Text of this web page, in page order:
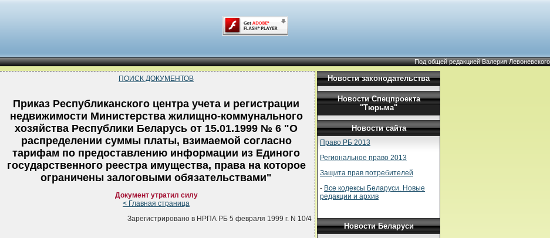
Под общей редакцией Валерия Левоневского
ПОИСК ДОКУМЕНТОВ
Приказ Республиканского центра учета и регистрации
недвижимости Министерства жилищно-коммунального
хозяйства Республики Беларусь от 15.01.1999 № 6 "О
распределении суммы платы, взимаемой согласно
тарифам по предоставлению информации из Единого
государственного реестра имущества, права на которое
ограничены залоговыми обязательствами"
Документ утратил силу
< Главная страница
Зарегистрировано в НРПА РБ 5 февраля 1999 г. N 10/4
Новости законодательства
Новости Спецпроекта
"Тюрьма"
Новости сайта
Право РБ 2013
Региональное право 2013
Защита прав потребителей
- Все кодексы Беларуси. Новые
редакции и архив
Новости Беларуси